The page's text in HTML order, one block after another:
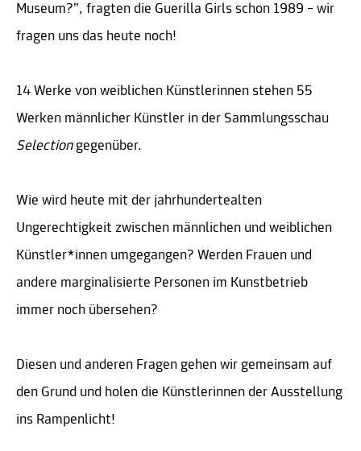
Museum?”, fragten die Guerilla Girls schon 1989 – wir
fragen uns das heute noch!
14 Werke von weiblichen Künstlerinnen stehen 55
Werken männlicher Künstler in der Sammlungsschau
Selection gegenüber.
Wie wird heute mit der jahrhundertealten
Ungerechtigkeit zwischen männlichen und weiblichen
Künstler*innen umgegangen? Werden Frauen und
andere marginalisierte Personen im Kunstbetrieb
immer noch übersehen?
Diesen und anderen Fragen gehen wir gemeinsam auf
den Grund und holen die Künstlerinnen der Ausstellung
ins Rampenlicht!